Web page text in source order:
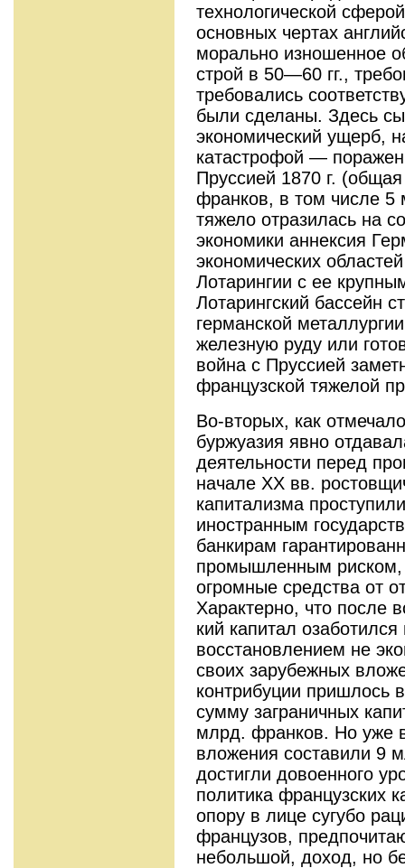
технологи­ческой
основных чертах
морально изношенное
строй в 50—60 гг.,
требовались
были сде­ланы. Здесь
экономический ущерб,
катастрофой —
Пруссией 1870 г.
франков, в том числе 5
тяжело отра­зилась на
экономики аннексия
экономических
Лотарингии с ее
Лотарингский бассейн
германской
железную руду или
война с Пруссией
французской тяжелой
Во-вторых, как
буржуазия явно
деятельности перед
начале XX вв.
капитализма
иностранным
банкирам
промышленным риском,
огромные средства от
Характерно, что после
кий капитал
восстановлением не
своих зарубежных
контрибуции пришлось
сумму заграничных
млрд. франков. Но уже
вложения составили 9
достигли довоенного
полити­ка французских
опору в лице су­губо
французов,
небольшой, доход, но